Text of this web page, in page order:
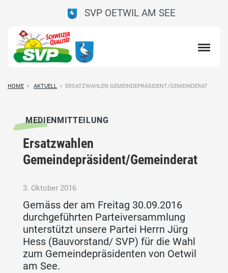
SVP OETWIL AM SEE
HOME > AKTUELL > ERSATZWAHLEN GEMEINDEPRÄSIDENT/GEMEINDERAT
MEDIENMITTEILUNG
Ersatzwahlen
Gemeindepräsident/Gemeinderat
3. Oktober 2016
Gemäss der am Freitag 30.09.2016
durchgeführten Parteiversammlung
unterstützt unsere Partei Herrn Jürg
Hess (Bauvorstand/ SVP) für die Wahl
zum Gemeindepräsidenten von Oetwil
am See.